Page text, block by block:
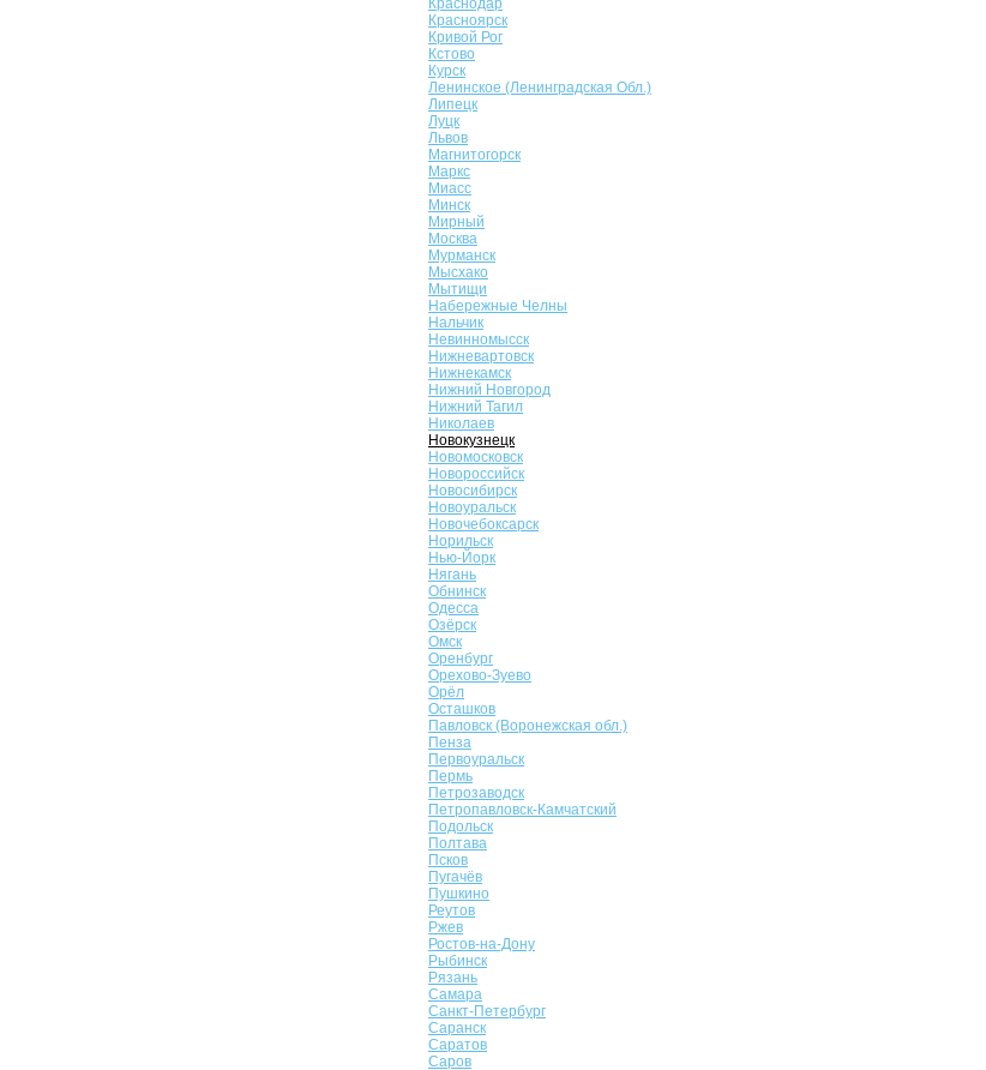
Краснодар
Красноярск
Кривой Рог
Кстово
Курск
Ленинское (Ленинградская Обл.)
Липецк
Луцк
Львов
Магнитогорск
Маркс
Миасс
Минск
Мирный
Москва
Мурманск
Мысхако
Мытищи
Набережные Челны
Нальчик
Невинномысск
Нижневартовск
Нижнекамск
Нижний Новгород
Нижний Тагил
Николаев
Новокузнецк
Новомосковск
Новороссийск
Новосибирск
Новоуральск
Новочебоксарск
Норильск
Нью-Йорк
Нягань
Обнинск
Одесса
Озёрск
Омск
Оренбург
Орехово-Зуево
Орёл
Осташков
Павловск (Воронежская обл.)
Пенза
Первоуральск
Пермь
Петрозаводск
Петропавловск-Камчатский
Подольск
Полтава
Псков
Пугачёв
Пушкино
Реутов
Ржев
Ростов-на-Дону
Рыбинск
Рязань
Самара
Санкт-Петербург
Саранск
Саратов
Саров